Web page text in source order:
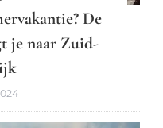
De
je naar Zuid-